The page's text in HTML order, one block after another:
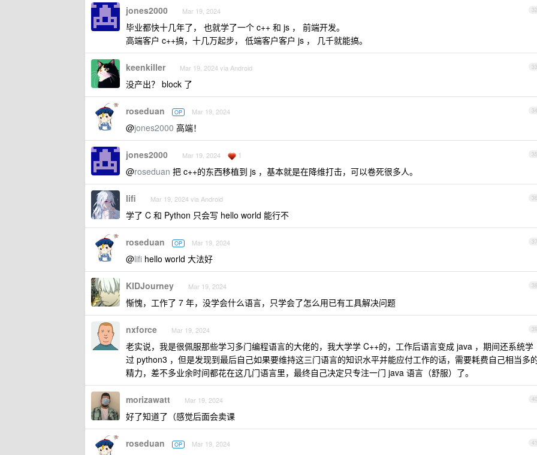
32
jones2000 Mar 19, 2024
毕业都快十几年了， 也就学了一个 c++ 和 js ， 前端开发。
高端客户 c++搞，十几万起步， 低端客户客户 js ， 几千就能搞。
33
keenkiller Mar 19, 2024 via Android
没产出？ block 了
34
roseduan OP Mar 19, 2024
@jones2000 高端！
35
jones2000 Mar 19, 2024 1
@roseduan 把 c++的东西移植到 js ，基本就是在降维打击，可以卷死很多人。
36
lifi Mar 19, 2024 via Android
学了 C 和 Python 只会写 hello world 能行不
37
roseduan OP Mar 19, 2024
@lifi hello world 大法好
38
KIDJourney Mar 19, 2024
惭愧，工作了 7 年，没学会什么语言，只学会了怎么用已有工具解决问题
39
nxforce Mar 19, 2024
老实说，我是很佩服那些学习多门编程语言的大佬的，我大学学 C++的，工作后语言变成 java ，期间还系统学
过 python3 ，但是发现到最后自己如果要维持这三门语言的知识水平并能应付工作的话，需要耗费自己相当多
精力，差不多业余时间都花在这几门语言里，最终自己决定只专注一门 java 语言（舒服）了。
40
morizawatt Mar 19, 2024
好了知道了（感觉后面会卖课
41
roseduan OP Mar 19, 2024